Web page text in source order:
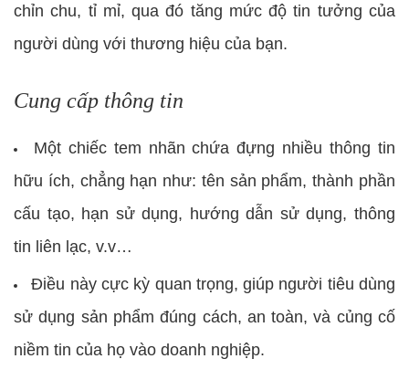
chỉn chu, tỉ mỉ, qua đó tăng mức độ tin tưởng của
người dùng với thương hiệu của bạn.
Cung cấp thông tin
Một chiếc tem nhãn chứa đựng nhiều thông tin
hữu ích, chẳng hạn như: tên sản phẩm, thành phần
cấu tạo, hạn sử dụng, hướng dẫn sử dụng, thông
tin liên lạc, v.v…
Điều này cực kỳ quan trọng, giúp người tiêu dùng
sử dụng sản phẩm đúng cách, an toàn, và củng cố
niềm tin của họ vào doanh nghiệp.